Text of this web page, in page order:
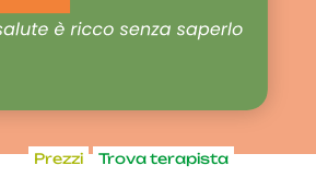
Prezzi Trova terapista